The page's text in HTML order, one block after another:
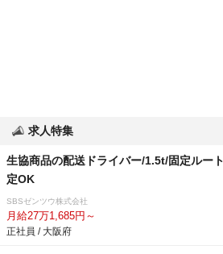
求人特集
生協商品の配送ドライバー/1.5t/固定ルー
定OK
SBSゼンツウ株式会社
月給27万1,685円～
正社員 / 大阪府